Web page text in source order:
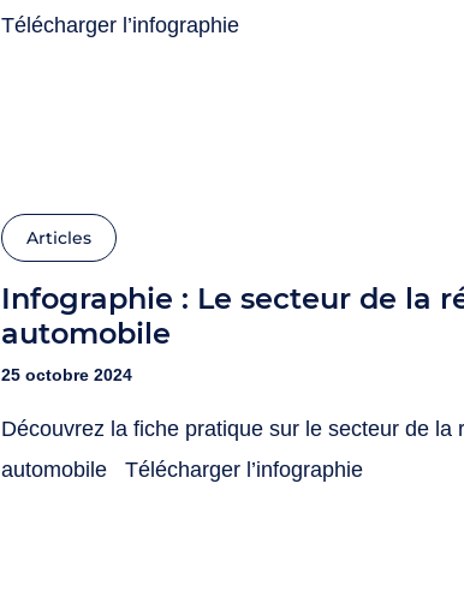
Télécharger l’infographie
Articles
Infographie : Le secteur de la réparation
automobile
25 octobre 2024
Découvrez la fiche pratique sur le secteur de la
automobile Télécharger l’infographie